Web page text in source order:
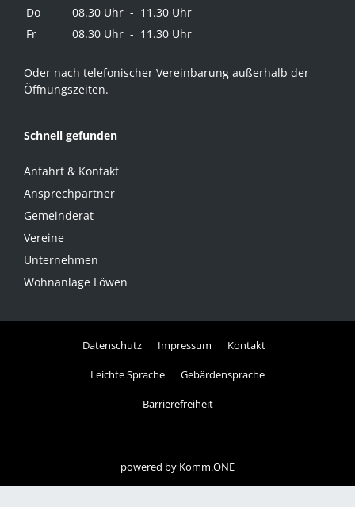
Do
08.30 Uhr - 11.30 Uhr
Fr
08.30 Uhr - 11.30 Uhr
Oder nach telefonischer Vereinbarung außerhalb der
Öffnungszeiten.
Schnell gefunden
Anfahrt & Kontakt
Ansprechpartner
Gemeinderat
Vereine
Unternehmen
Wohnanlage Löwen
Datenschutz Impressum Kontakt
Leichte Sprache Gebärdensprache
Barrierefreiheit
powered by Komm.ONE